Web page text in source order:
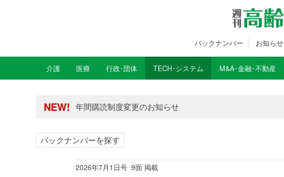
バックナンバー お知らせ
介護 医療 行政･団体 TECH･システム M&A･金融･不動産
NEW!
年間購読制度変更のお知らせ
高齢者住宅新聞 無料会員の皆様へ閲覧本数変更のお知らせ
バックナンバーを探す
2026年7月1日号 9面 掲載